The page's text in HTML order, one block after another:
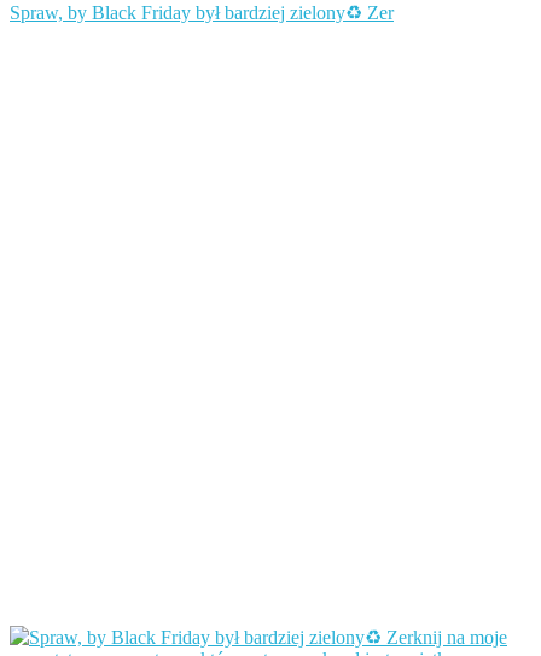
Spraw, by Black Friday był bardziej zielony♻️ Zer